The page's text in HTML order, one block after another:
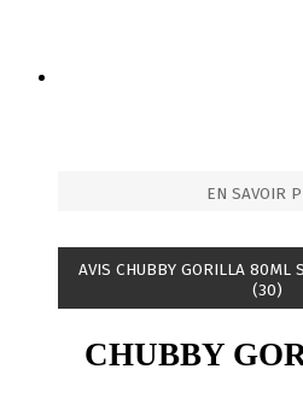
EN SAVOIR
AVIS CHUBBY GORILLA 80ML
(30)
CHUBBY